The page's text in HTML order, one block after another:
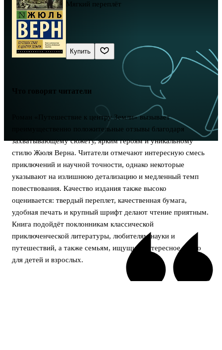
Мягкий переплёт
Купить
Что говорят читатели
Роман «Путешествие к центру Земли» вызывает
преимущественно положительные отзывы благодаря
захватывающему сюжету, ярким героям и уникальному
стилю Жюля Верна. Читатели отмечают интересную смесь
приключений и научной точности, однако некоторые
указывают на излишнюю детализацию и медленный темп
повествования. Качество издания также высоко
оценивается: твердый переплет, качественная бумага,
удобная печать и крупный шрифт делают чтение приятным.
Книга подойдёт поклонникам классической
приключенческой литературы, любителям науки и
путешествий, а также семьям, ищущим интересное чтиво
для детей и взрослых.